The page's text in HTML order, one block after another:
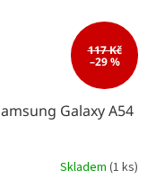
117 Kč
–29 %
Galaxy A54
Skladem (1 ks)